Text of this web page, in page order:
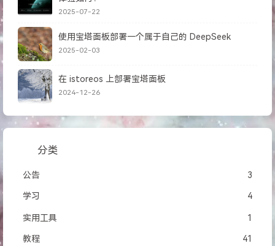
2025-07-22
使用宝塔面板部署一个属于自己的 DeepSeek
2025-02-03
在 istoreos 上部署宝塔面板
2024-12-26
分类
公告 3
学习 4
实用工具 1
教程 41